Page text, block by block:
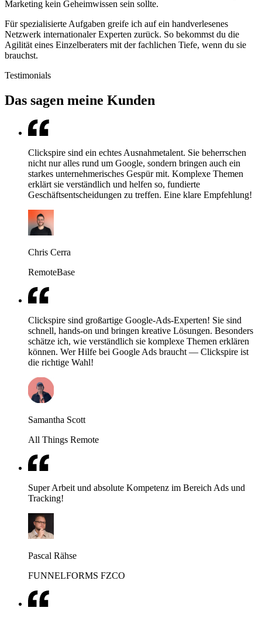
Marketing kein Geheimwissen sein sollte.
Für spezialisierte Aufgaben greife ich auf ein handverlesenes
Netzwerk internationaler Experten zurück. So bekommst du die
Agilität eines Einzelberaters mit der fachlichen Tiefe, wenn du sie
brauchst.
Testimonials
Das sagen meine Kunden
Clickspire sind ein echtes Ausnahmetalent. Sie beherrschen
nicht nur alles rund um Google, sondern bringen auch ein
starkes unternehmerisches Gespür mit. Komplexe Themen
erklärt sie verständlich und helfen so, fundierte
Geschäftsentscheidungen zu treffen. Eine klare Empfehlung!
Chris Cerra
RemoteBase
Clickspire sind großartige Google-Ads-Experten! Sie sind
schnell, hands-on und bringen kreative Lösungen. Besonders
schätze ich, wie verständlich sie komplexe Themen erklären
können. Wer Hilfe bei Google Ads braucht — Clickspire ist
die richtige Wahl!
Samantha Scott
All Things Remote
Super Arbeit und absolute Kompetenz im Bereich Ads und
Tracking!
Pascal Rähse
FUNNELFORMS FZCO